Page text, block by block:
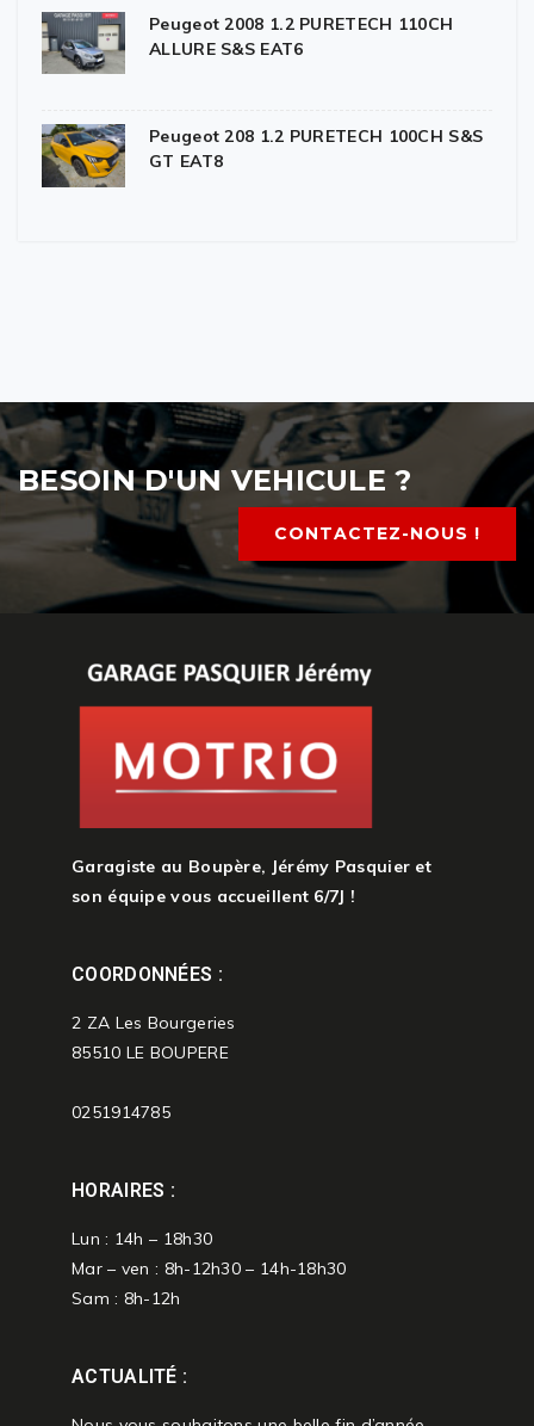
Peugeot 2008 1.2 PURETECH 110CH
ALLURE S&S EAT6
Peugeot 208 1.2 PURETECH 100CH S&S
GT EAT8
BESOIN D'UN VEHICULE ?
CONTACTEZ-NOUS !
Garagiste au Boupère, Jérémy Pasquier et
son équipe vous accueillent 6/7J !
COORDONNÉES :
2 ZA Les Bourgeries
85510 LE BOUPERE
0251914785
HORAIRES :
Lun : 14h – 18h30
Mar – ven : 8h-12h30 – 14h-18h30
Sam : 8h-12h
ACTUALITÉ :